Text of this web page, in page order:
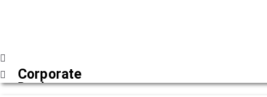
Corporate
Design